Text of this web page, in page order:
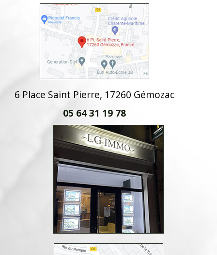
6 Place Saint Pierre, 17260 Gémozac
05 64 31 19 78